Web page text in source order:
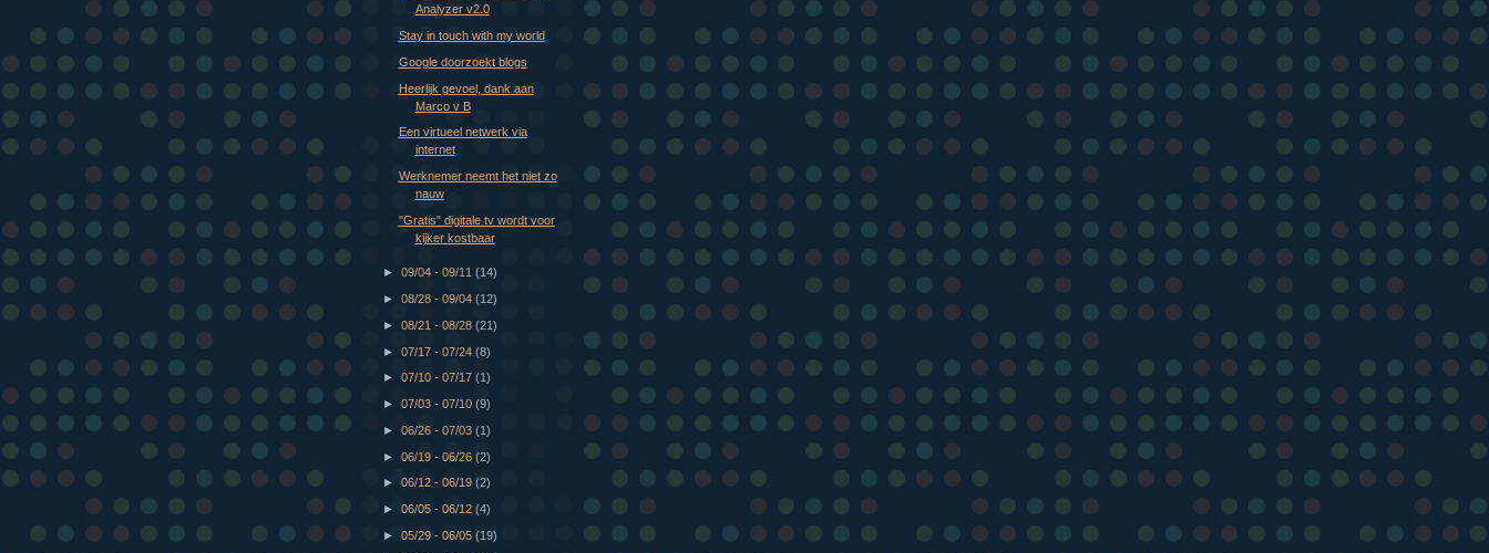
Analyzer v2.0
Stay in touch with my world
Google doorzoekt blogs
Heerlijk gevoel, dank aan
Marco v B
Een virtueel netwerk via
internet
Werknemer neemt het niet zo
nauw
"Gratis" digitale tv wordt voor
kijker kostbaar
►09/04 - 09/11(14)
►08/28 - 09/04(12)
►08/21 - 08/28(21)
►07/17 - 07/24(8)
►07/10 - 07/17(1)
►07/03 - 07/10(9)
►06/26 - 07/03(1)
►06/19 - 06/26(2)
►06/12 - 06/19(2)
►06/05 - 06/12(4)
►05/29 - 06/05(19)